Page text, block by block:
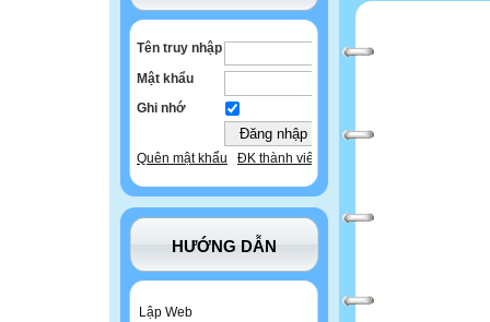
Tên truy nhập
Mật khẩu
Ghi nhớ
Quên mật khẩu ĐK thành viên
HƯỚNG DẪN
Lập Web